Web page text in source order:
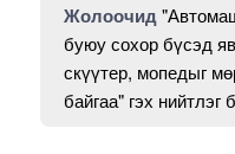
Жолоочид
буюу сохор бүсэд
скүүтер, мопедыг
байгаа" гэх нийтлэг